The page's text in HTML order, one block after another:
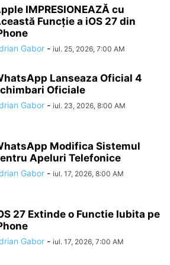
IMPRESIONEAZĂ cu
Funcție a iOS 27 din
Gabor - iul. 25, 2026, 7:00 AM
Lanseaza Oficial 4
Oficiale
Gabor - iul. 23, 2026, 8:00 AM
Modifica Sistemul
Apeluri Telefonice
Gabor - iul. 17, 2026, 8:00 AM
27 Extinde o Functie Iubita pe
Gabor - iul. 17, 2026, 7:00 AM